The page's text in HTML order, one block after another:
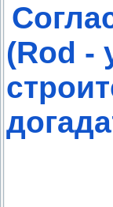
(Rod -